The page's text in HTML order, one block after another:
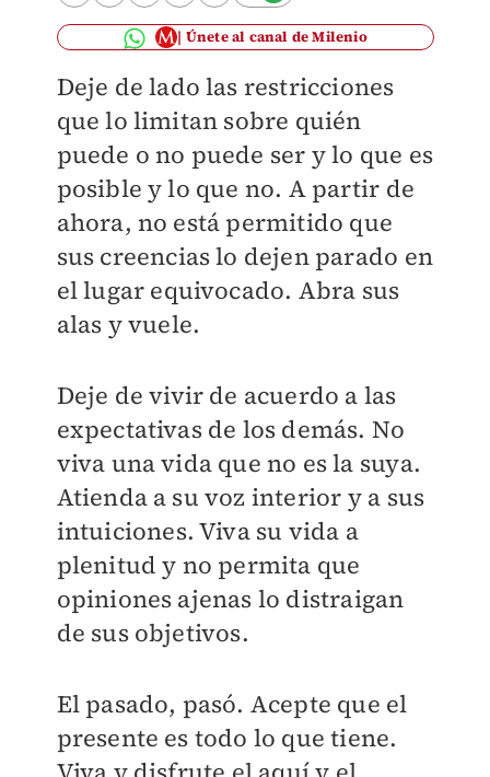
Únete al canal de Milenio
Deje de lado las restricciones
que lo limitan sobre quién
puede o no puede ser y lo que es
posible y lo que no. A partir de
ahora, no está permitido que
sus creencias lo dejen parado en
el lugar equivocado. Abra sus
alas y vuele.
Deje de vivir de acuerdo a las
expectativas de los demás. No
viva una vida que no es la suya.
Atienda a su voz interior y a sus
intuiciones. Viva su vida a
plenitud y no permita que
opiniones ajenas lo distraigan
de sus objetivos.
El pasado, pasó. Acepte que el
presente es todo lo que tiene.